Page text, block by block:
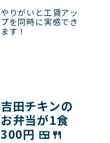
やりがいと工賃アッ
プを同時に実感でき
ます！
吉田チキンの
お弁当が1食
300円 🍱🍴